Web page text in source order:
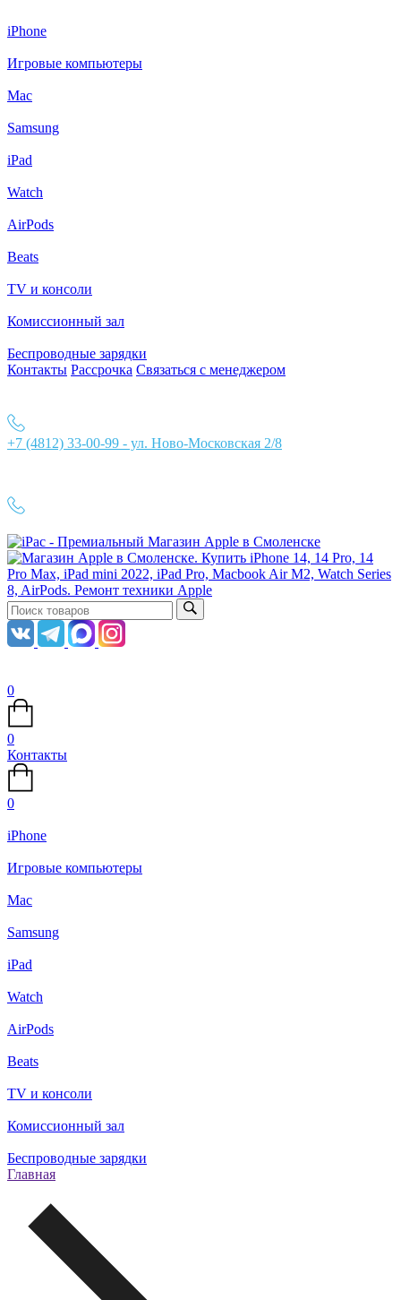
iPhone
Игровые компьютеры
Mac
Samsung
iPad
Watch
AirPods
Beats
TV и консоли
Комиссионный зал
Беспроводные зарядки
Контакты Рассрочка Связаться с менеджером
+7 (4812) 33-00-99 - ул. Ново-Московская 2/8
0
0
Контакты
0
iPhone
Игровые компьютеры
Mac
Samsung
iPad
Watch
AirPods
Beats
TV и консоли
Комиссионный зал
Беспроводные зарядки
Главная